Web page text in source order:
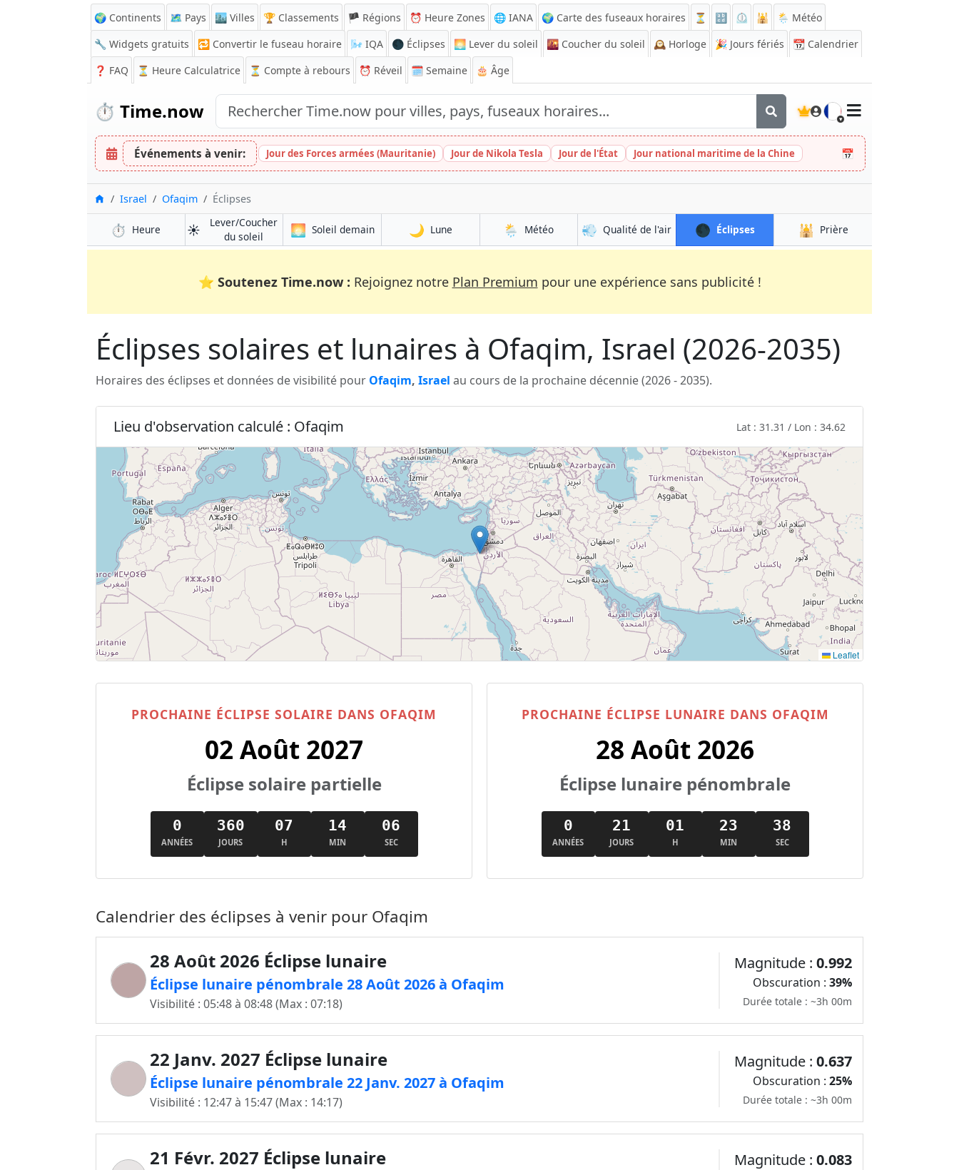
🌍 Continents 🗺️ Pays 🏙️ Villes 🏆 Classements 🏴 Régions ⏰ Heure Zones 🌐 IANA 🌍 Carte des fuseaux horaires ⏳ 🔡 ⏲️ 🕌
🌦️ Météo
🔧 Widgets gratuits
🔁 Convertir le fuseau horaire 🌬️ IQA 🌑 Éclipses 🌅 Lever du soleil 🌇 Coucher du soleil 🕰️ Horloge 🎉 Jours fériés 📆 Calendrier
❓ FAQ ⏳ Heure Calculatrice ⏳ Compte à rebours ⏰ Réveil 🗓️ Semaine 🎂 Âge
⏱️ Time.now 🇫🇷
Événements à venir: Jour des Forces armées (Mauritanie) Jour de Nikola Tesla Jour de l'État Jour national maritime de la Chine 📅
Accueil
Israel Ofaqim Éclipses
⏱️ Heure ☀️
Lever/Coucher
du soleil
🌅 Soleil demain 🌙 Lune 🌦️ Météo 💨 Qualité de l'air 🌑 Éclipses 🕌 Prière
⭐ Soutenez Time.now : Rejoignez notre Plan Premium pour une expérience sans publicité !
Éclipses solaires et lunaires à Ofaqim, Israel (2026-2035)
Horaires des éclipses et données de visibilité pour Ofaqim, Israel au cours de la prochaine décennie (2026 - 2035).
Lieu d'observation calculé : Ofaqim Lat : 31.31 / Lon : 34.62
Leaflet
PROCHAINE ÉCLIPSE SOLAIRE DANS OFAQIM
02 Août 2027
Éclipse solaire partielle
0
ANNÉES
360
JOURS
07
H
14
MIN
05
SEC
PROCHAINE ÉCLIPSE LUNAIRE DANS OFAQIM
28 Août 2026
Éclipse lunaire pénombrale
0
ANNÉES
21
JOURS
01
H
23
MIN
37
SEC
Calendrier des éclipses à venir pour Ofaqim
28 Août 2026 Éclipse lunaire
Éclipse lunaire pénombrale 28 Août 2026 à Ofaqim
Visibilité : 05:48 à 08:48 (Max : 07:18)
Magnitude : 0.992
Obscuration : 39%
Durée totale : ~3h 00m
22 Janv. 2027 Éclipse lunaire
Éclipse lunaire pénombrale 22 Janv. 2027 à Ofaqim
Visibilité : 12:47 à 15:47 (Max : 14:17)
Magnitude : 0.637
Obscuration : 25%
Durée totale : ~3h 00m
21 Févr. 2027 Éclipse lunaire Magnitude : 0.083